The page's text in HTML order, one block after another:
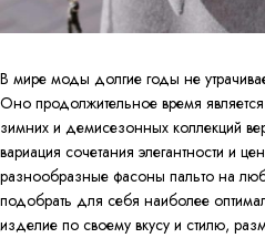
В мире моды долгие годы не
Оно продолжительное время
зимних и демисезонных коллекций
вариация сочетания элегантности и
разнообразные фасоны пальто на
подобрать для себя наиболее
изделие по своему вкусу и стилю,